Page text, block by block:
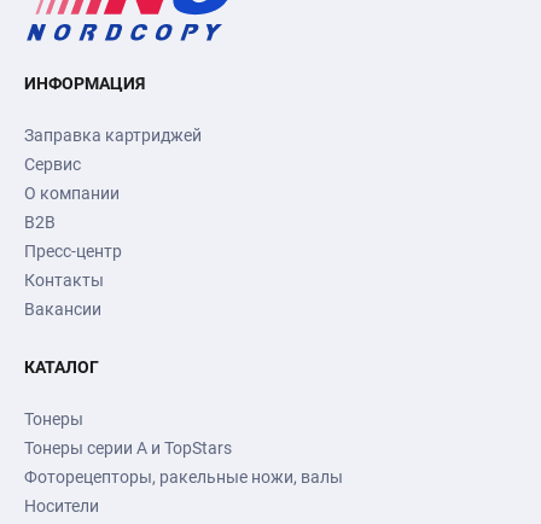
ИНФОРМАЦИЯ
Заправка картриджей
Сервис
О компании
B2B
Пресс-центр
Контакты
Вакансии
КАТАЛОГ
Тонеры
Тонеры серии А и TopStars
Фоторецепторы, ракельные ножи, валы
Носители